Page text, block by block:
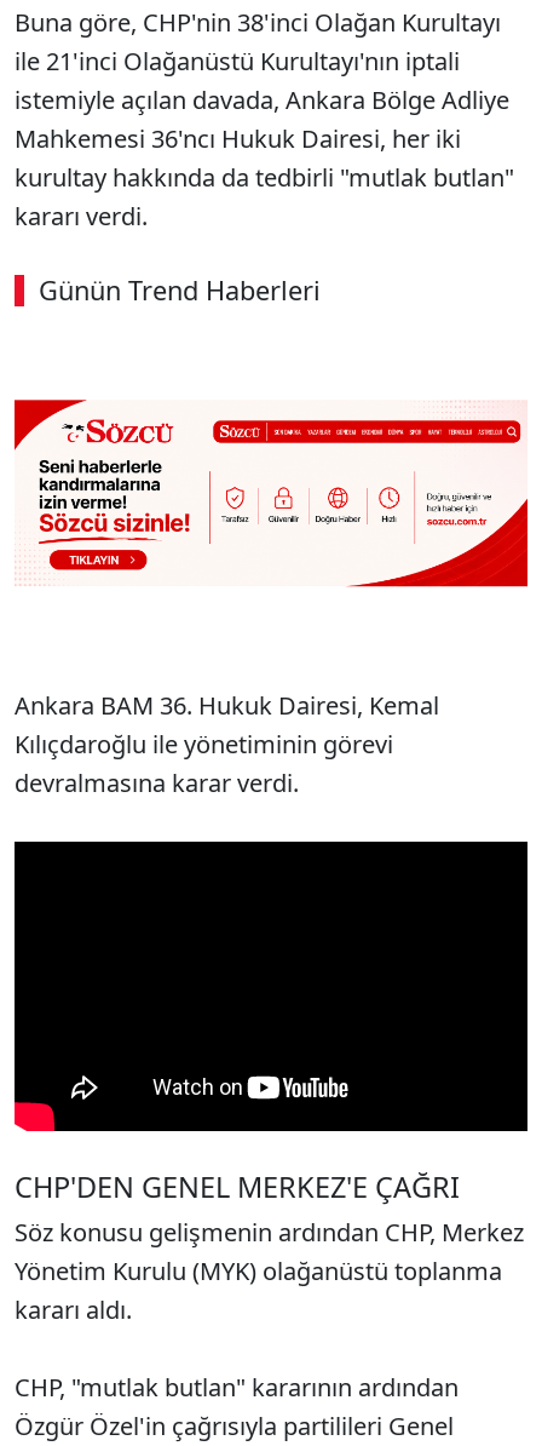
Buna göre, CHP'nin 38'inci Olağan Kurultayı
ile 21'inci Olağanüstü Kurultayı'nın iptali
istemiyle açılan davada, Ankara Bölge Adliye
Mahkemesi 36'ncı Hukuk Dairesi, her iki
kurultay hakkında da tedbirli "mutlak butlan"
kararı verdi.
Günün Trend Haberleri
Ankara BAM 36. Hukuk Dairesi, Kemal
Kılıçdaroğlu ile yönetiminin görevi
devralmasına karar verdi.
CHP'DEN GENEL MERKEZ'E ÇAĞRI
Söz konusu gelişmenin ardından CHP, Merkez
Yönetim Kurulu (MYK) olağanüstü toplanma
kararı aldı.
CHP, "mutlak butlan" kararının ardından
Özgür Özel'in çağrısıyla partilileri Genel